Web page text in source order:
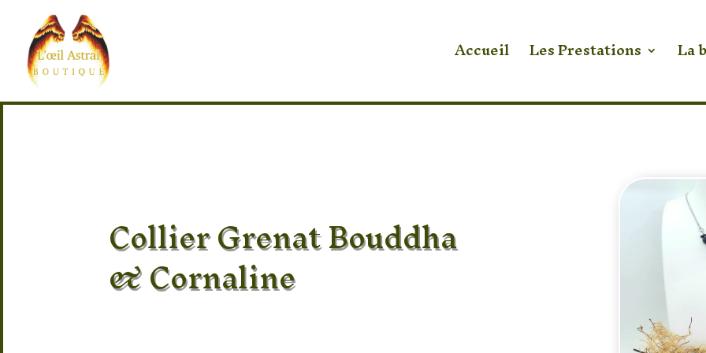
Accueil Les Prestations La
Collier Grenat Bouddha
& Cornaline